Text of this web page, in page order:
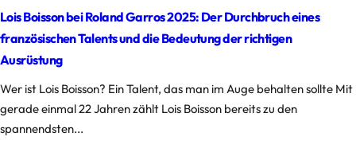
Lois Boisson bei Roland Garros 2025: Der Durchbruch eines
französischen Talents und die Bedeutung der richtigen
Ausrüstung
Wer ist Lois Boisson? Ein Talent, das man im Auge behalten sollte Mit
gerade einmal 22 Jahren zählt Lois Boisson bereits zu den
spannendsten...